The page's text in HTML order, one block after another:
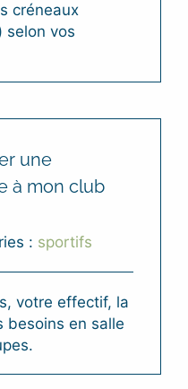
créneaux
selon vos
une
à mon club
: sportifs
votre effectif, la
besoins en salle